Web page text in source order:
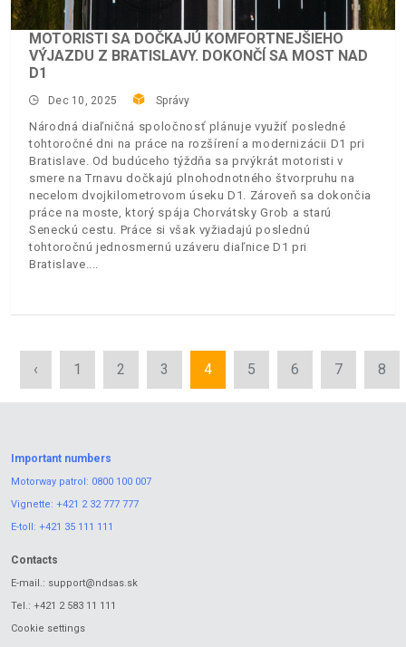
MOTORISTI SA DOČKAJÚ KOMFORTNEJŠIEHO
VÝJAZDU Z BRATISLAVY. DOKONČÍ SA MOST NAD
D1
Dec 10, 2025 Správy
Národná diaľničná spoločnosť plánuje využiť posledné
tohtoročné dni na práce na rozšírení a modernizácii D1 pri
Bratislave. Od budúceho týždňa sa prvýkrát motoristi v
smere na Trnavu dočkajú plnohodnotného štvorpruhu na
necelom dvojkilometrovom úseku D1. Zároveň sa dokončia
práce na moste, ktorý spája Chorvátsky Grob a starú
Seneckú cestu. Práce si však vyžiadajú poslednú
tohtoročnú jednosmernú uzáveru diaľnice D1 pri
Bratislave.
‹ 1 2 3 4 5 6 7 8
Important numbers
Motorway patrol: 0800 100 007
Vignette: +421 2 32 777 777
E-toll: +421 35 111 111
Contacts
E-mail.: support@ndsas.sk
Tel.: +421 2 583 11 111
Cookie settings